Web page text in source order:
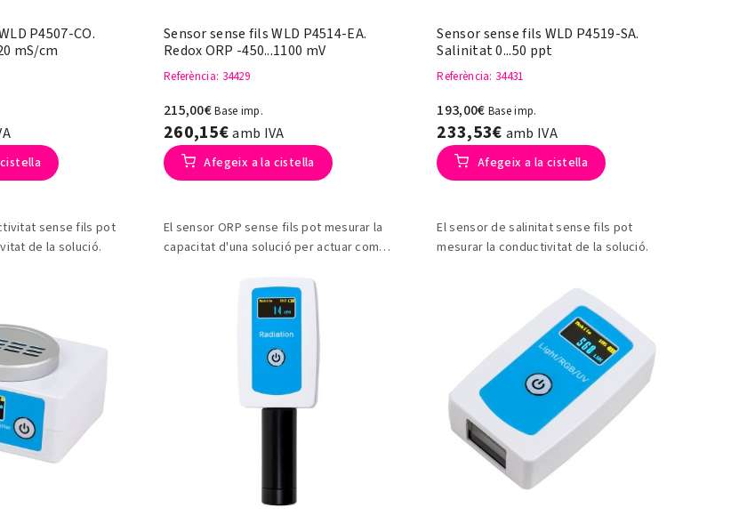
P4507-CO.
mS/cm
sense fils pot
de la solució.
Sensor sense fils WLD P4514-EA.
Redox ORP -450...1100 mV
Referència: 34429
215,00€Base imp.
260,15€amb IVA
Afegeix a la cistella
El sensor ORP sense fils pot mesurar la
capacitat d'una solució per actuar com a
Sensor sense fils WLD P4519-SA.
Salinitat 0...50 ppt
Referència: 34431
193,00€ Base imp.
233,53€ amb IVA
Afegeix a la cistella
El sensor de salinitat sense fils pot
mesurar la conductivitat de la solució.